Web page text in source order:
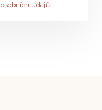
osobních údajů.